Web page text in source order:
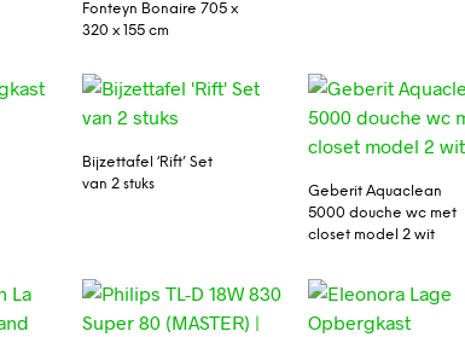
Fonteyn Bonaire 705 x
320 x 155 cm
Bijzettafel ‘Rift’ Set
van 2 stuks
Geberit Aquaclean
5000 douche wc met
closet model 2 wit